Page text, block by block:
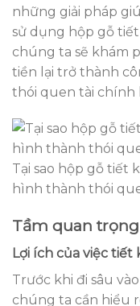
những giải pháp
sử dụng hộp gỗ
chúng ta sẽ khám
tiền lại trở thành
thói quen tài chính
Tại sao hộp gỗ tiết
hình thành thói
Tầm quan
Lợi ích của việc tiết
Trước khi đi sâu
chúng ta cần hiểu